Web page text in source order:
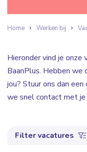
Home Werken bij
Hieronder vind je onze
BaanPlus. Hebben we
jou? Stuur ons dan een
we snel contact met je
Filter vacatures